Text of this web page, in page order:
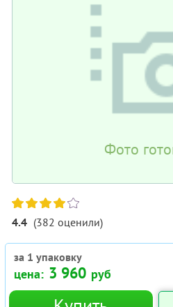
Фото
4.4 (382 оценили)
за 1 упаковку
цена: 3 960 руб